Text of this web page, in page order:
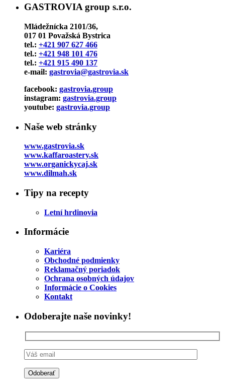
GASTROVIA group s.r.o.
Mládežnícka 2101/36,
017 01 Považská Bystrica
tel.: +421 907 627 466
tel.: +421 948 101 476
tel.: +421 915 490 137
e-mail: gastrovia@gastrovia.sk
facebook: gastrovia.group
instagram: gastrovia.group
youtube: gastrovia.group
Naše web stránky
www.gastrovia.sk
www.kaffaroastery.sk
www.organickycaj.sk
www.dilmah.sk
Tipy na recepty
Letní hrdinovia
Informácie
Kariéra
Obchodné podmienky
Reklamačný poriadok
Ochrana osobných údajov
Informácie o Cookies
Kontakt
Odoberajte naše novinky!